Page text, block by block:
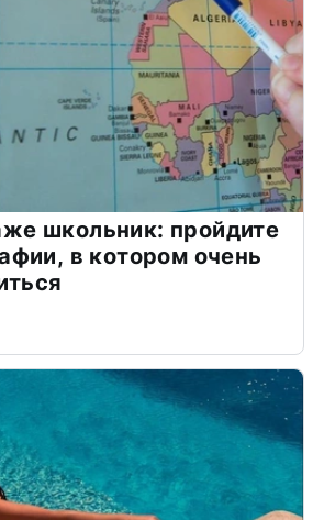
школьник: пройдите
в котором очень